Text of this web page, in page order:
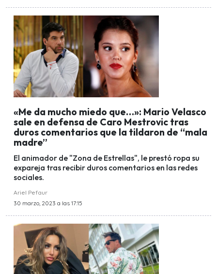
«Me da mucho miedo que…»: Mario Velasco
sale en defensa de Caro Mestrovic tras
duros comentarios que la tildaron de “mala
madre”
El animador de "Zona de Estrellas", le prestó ropa su
expareja tras recibir duros comentarios en las redes
sociales.
Ariel Pefaur
30 marzo, 2023 a las 17:15